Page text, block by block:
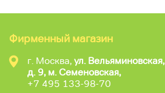
Фирменный магазин
г. Москва, ул. Вельяминовская,
д. 9, м. Семеновская,
+7 495 133-98-70